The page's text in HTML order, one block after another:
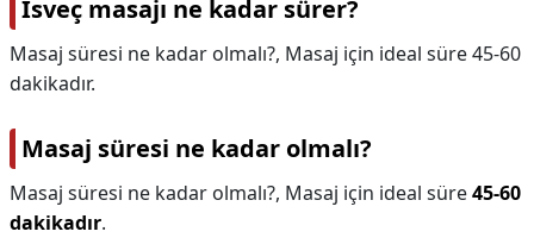
Isveç masajı ne kadar sürer?
Masaj süresi ne kadar olmalı?, Masaj için ideal süre 45-60
dakikadır.
Masaj süresi ne kadar olmalı?
Masaj süresi ne kadar olmalı?, Masaj için ideal süre45-60
dakikadır.